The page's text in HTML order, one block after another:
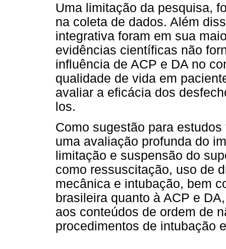
Uma limitação da pesquisa,
na coleta de dados. Além
integrativa foram em sua
evidências científicas não
influência de ACP e DA no
qualidade de vida em
avaliar a eficácia dos
los.
Como sugestão para
uma avaliação profunda do
limitação e suspensão do
como ressuscitação, uso de
mecânica e intubação, bem
brasileira quanto à ACP e
aos conteúdos de ordem de
procedimentos de intubação